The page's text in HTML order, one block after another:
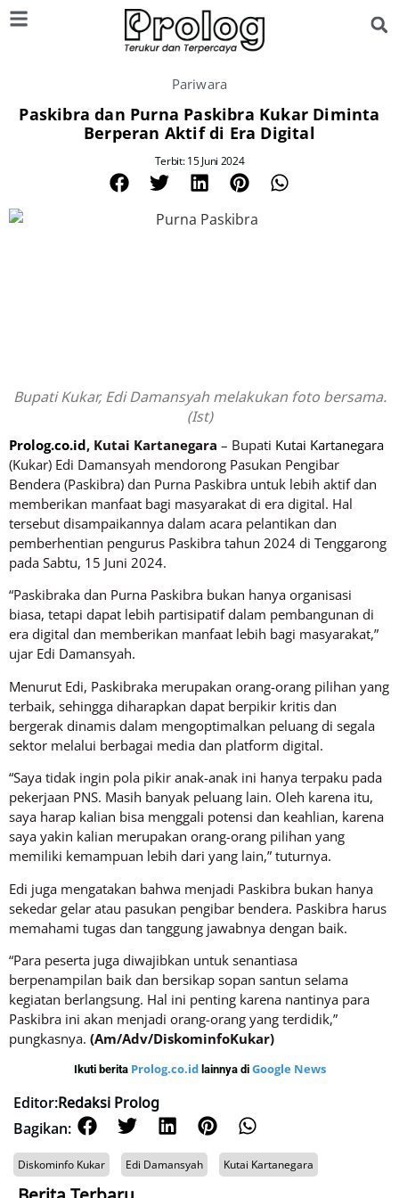
Pariwara
Paskibra dan Purna Paskibra Kukar Diminta
Berperan Aktif di Era Digital
Terbit: 15 Juni 2024
Bupati Kukar, Edi Damansyah melakukan foto bersama.
(Ist)
Prolog.co.id, Kutai Kartanegara – Bupati Kutai Kartanegara
(Kukar) Edi Damansyah mendorong Pasukan Pengibar
Bendera (Paskibra) dan Purna Paskibra untuk lebih aktif dan
memberikan manfaat bagi masyarakat di era digital. Hal
tersebut disampaikannya dalam acara pelantikan dan
pemberhentian pengurus Paskibra tahun 2024 di Tenggarong
pada Sabtu, 15 Juni 2024.
“Paskibraka dan Purna Paskibra bukan hanya organisasi
biasa, tetapi dapat lebih partisipatif dalam pembangunan di
era digital dan memberikan manfaat lebih bagi masyarakat,”
ujar Edi Damansyah.
Menurut Edi, Paskibraka merupakan orang-orang pilihan yang
terbaik, sehingga diharapkan dapat berpikir kritis dan
bergerak dinamis dalam mengoptimalkan peluang di segala
sektor melalui berbagai media dan platform digital.
“Saya tidak ingin pola pikir anak-anak ini hanya terpaku pada
pekerjaan PNS. Masih banyak peluang lain. Oleh karena itu,
saya harap kalian bisa menggali potensi dan keahlian, karena
saya yakin kalian merupakan orang-orang pilihan yang
memiliki kemampuan lebih dari yang lain,” tuturnya.
Edi juga mengatakan bahwa menjadi Paskibra bukan hanya
sekedar gelar atau pasukan pengibar bendera. Paskibra harus
memahami tugas dan tanggung jawabnya dengan baik.
“Para peserta juga diwajibkan untuk senantiasa
berpenampilan baik dan bersikap sopan santun selama
kegiatan berlangsung. Hal ini penting karena nantinya para
Paskibra ini akan menjadi orang-orang yang terdidik,”
pungkasnya. (Am/Adv/DiskominfoKukar)
Ikuti berita Prolog.co.id lainnya di Google News
Editor:Redaksi Prolog
Bagikan:
Diskominfo Kukar Edi Damansyah Kutai Kartanegara